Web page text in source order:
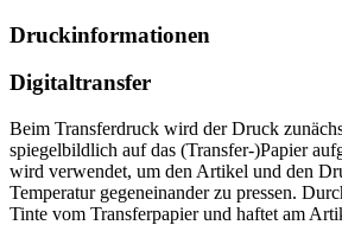
Druckinformationen
Digitaltransfer
Beim Transferdruck wird der Druck
spiegelbildlich auf das (Transfer-)Papier
wird verwendet, um den Artikel und den
Temperatur gegeneinander zu pressen.
Tinte vom Transferpapier und haftet am